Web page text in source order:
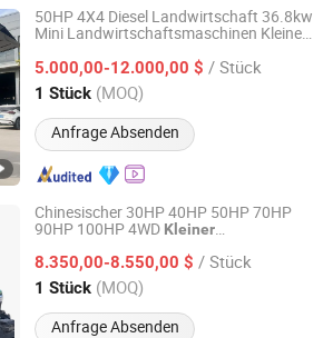
50HP 4X4 Diesel Landwirtschaft 36.8kw
Mini Landwirtschaftsmaschinen Kleine
Garten Rasen Bauern CE/ISO/Coc/EPA
Rad Mini AGTraktor
5.000,00-12.000,00 $ / Stück
1 Stück (MOQ)
Anfrage Absenden
Co., Ltd.
Seit 2018
Chinesischer 30HP 40HP 50HP 70HP
90HP 100HP 4WD Kleiner
KompakterTraktorzu verkaufen
8.350,00-8.550,00 $ / Stück
1 Stück (MOQ)
Anfrage Absenden
Machinery Manufacturing Co., Ltd.
Seit 2025